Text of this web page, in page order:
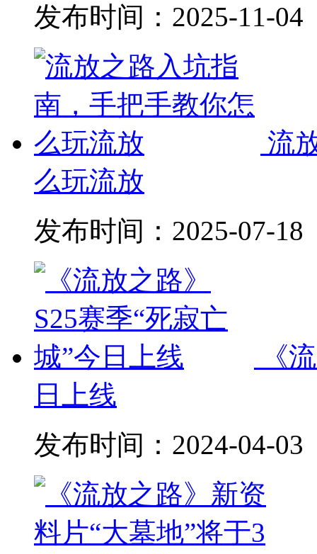
发布时间： 2025-11-04
流
么玩流放
发布时间： 2025-07-18
《
日上线
发布时间： 2024-04-03